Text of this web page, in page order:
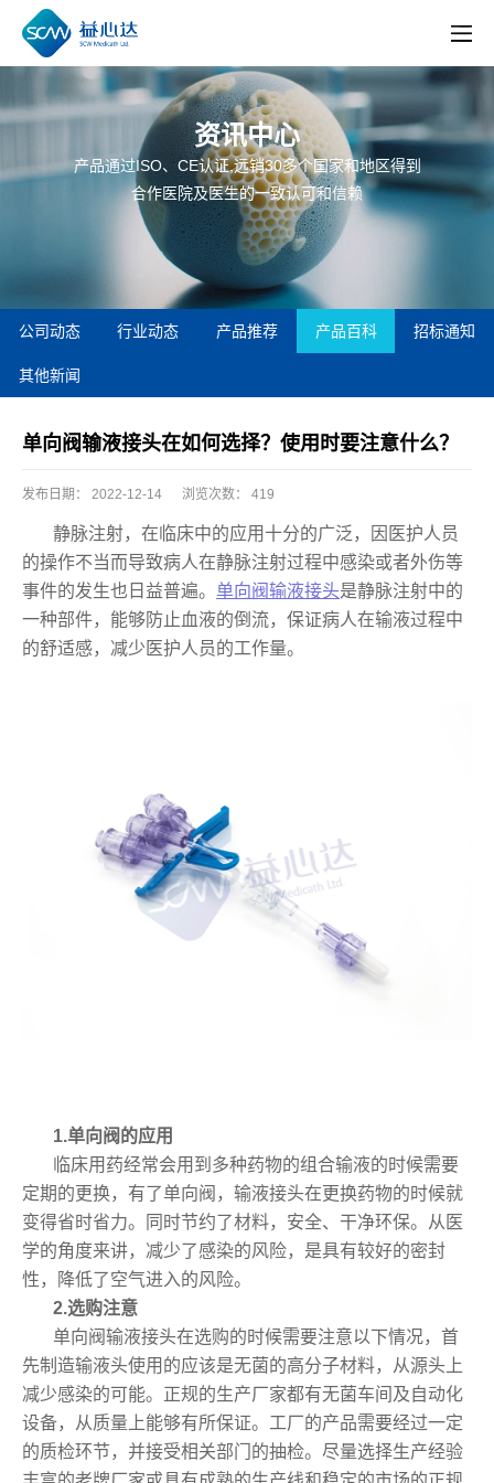
资讯中心
产品通过ISO、CE认证,远销30多个国家和地区得到
合作医院及医生的一致认可和信赖
公司动态 行业动态 产品推荐 产品百科 招标通知
其他新闻
单向阀输液接头在如何选择？使用时要注意什么？
发布日期： 2022-12-14 浏览次数： 419
静脉注射，在临床中的应用十分的广泛，因医护人员
的操作不当而导致病人在静脉注射过程中感染或者外伤等
事件的发生也日益普遍。 单向阀输液接头是静脉注射中的
一种部件，能够防止血液的倒流，保证病人在输液过程中
的舒适感，减少医护人员的工作量。
1.单向阀的应用
临床用药经常会用到多种药物的组合输液的时候需要
定期的更换，有了单向阀，输液接头在更换药物的时候就
变得省时省力。同时节约了材料，安全、干净环保。从医
学的角度来讲，减少了感染的风险，是具有较好的密封
性，降低了空气进入的风险。
2.选购注意
单向阀输液接头在选购的时候需要注意以下情况，首
先制造输液头使用的应该是无菌的高分子材料，从源头上
减少感染的可能。正规的生产厂家都有无菌车间及自动化
设备，从质量上能够有所保证。工厂的产品需要经过一定
的质检环节，并接受相关部门的抽检。尽量选择生产经验